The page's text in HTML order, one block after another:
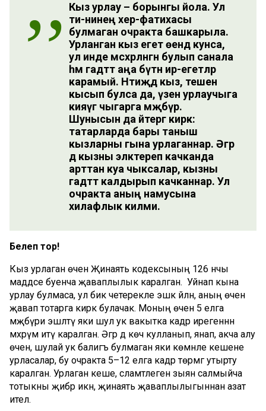
Кыз урлау – борынгы йола. Ул
әти-әнинең хәер-фатихасы
булмаган очракта башкарыла.
Урланган кыз егет өендә кунса,
ул инде мәсхәрәләнгән булып санала
һәм гадәттә аңа бүтән ир-егетләр
карамый. Нәтиҗәдә кыз, тешен
кысып булса да, үзен урлаучыга
кияүгә чыгарга мәҗбүр.
Шунысын да әйтергә кирәк:
татарларда бары таныш
кызларны гына урлаганнар. Әгәр
дә кызны эләктереп качканда
арттан куа чыксалар, кызны
гадәттә калдырып качканнар. Ул
очракта аның намусына
хилафлык килми.
Белеп тор!
Кыз урлаган өчен Җинаять кодексының 126 нчы
маддәсе буенча җаваплылык каралган. Уйнап кына
урлау булмаса, ул бик четерекле эшкә әйләнә, аның өчен
җавап тотарга кирәк булачак. Моның өчен 5 елга
мәҗбүри эшләтү яки шул ук вакытка кадәр ирегеннән
мәхрүм итү каралган. Әгәр дә көч кулланып, янап, акча алу
өчен, шулай ук балигъ булмаган яки көмәнле кешене
урласалар, бу очракта 5–12 елга кадәр төрмәгә утырту
каралган. Урлаган кеше, сәламәтлегенә зыян салмыйча
тотыкны җибәрә икән, җинаять җаваплылыгыннан азат
ителә.